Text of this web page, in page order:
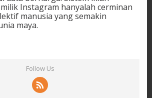
Instagram hanyalah cerminan
manusia yang semakin
maya.
Follow Us